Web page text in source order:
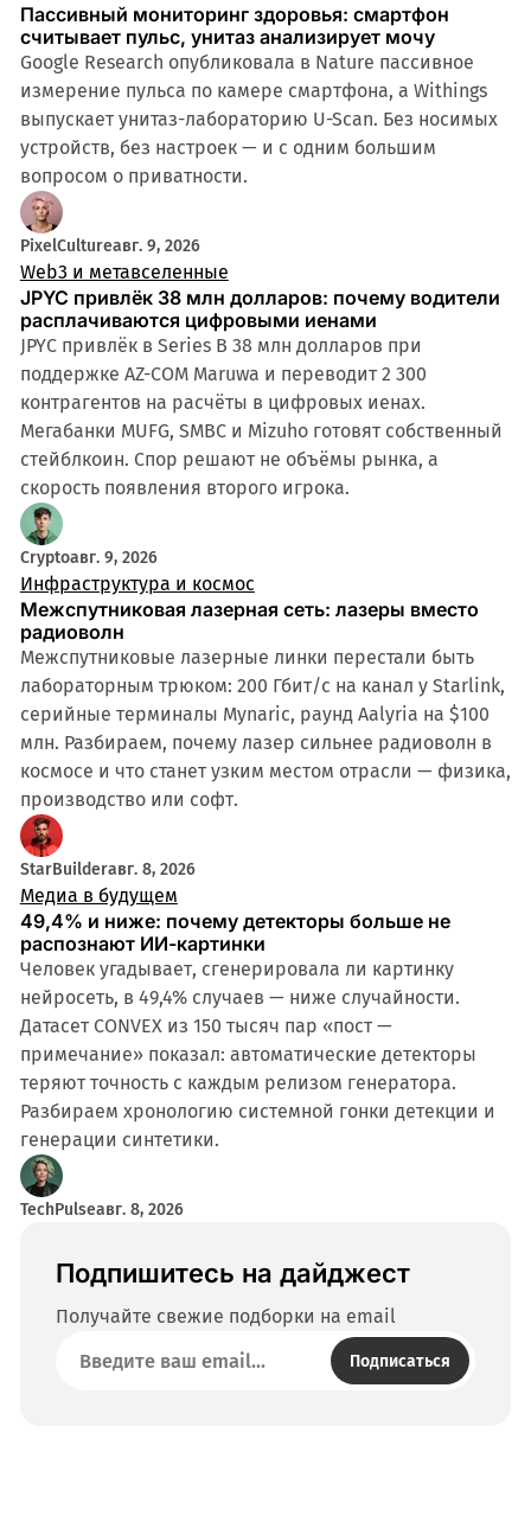
Пассивный мониторинг здоровья: смартфон
считывает пульс, унитаз анализирует мочу
Google Research опубликовала в Nature пассивное
измерение пульса по камере смартфона, а Withings
выпускает унитаз-лабораторию U-Scan. Без носимых
устройств, без настроек — и с одним большим
вопросом о приватности.
PixelCultureавг. 9, 2026
Web3 и метавселенные
JPYC привлёк 38 млн долларов: почему водители
расплачиваются цифровыми иенами
JPYC привлёк в Series B 38 млн долларов при
поддержке AZ-COM Maruwa и переводит 2 300
контрагентов на расчёты в цифровых иенах.
Мегабанки MUFG, SMBC и Mizuho готовят собственный
стейблкоин. Спор решают не объёмы рынка, а
скорость появления второго игрока.
Cryptoавг. 9, 2026
Инфраструктура и космос
Межспутниковая лазерная сеть: лазеры вместо
радиоволн
Межспутниковые лазерные линки перестали быть
лабораторным трюком: 200 Гбит/с на канал у Starlink,
серийные терминалы Mynaric, раунд Aalyria на $100
млн. Разбираем, почему лазер сильнее радиоволн в
космосе и что станет узким местом отрасли — физика,
производство или софт.
StarBuilderавг. 8, 2026
Медиа в будущем
49,4% и ниже: почему детекторы больше не
распознают ИИ-картинки
Человек угадывает, сгенерировала ли картинку
нейросеть, в 49,4% случаев — ниже случайности.
Датасет CONVEX из 150 тысяч пар «пост —
примечание» показал: автоматические детекторы
теряют точность с каждым релизом генератора.
Разбираем хронологию системной гонки детекции и
генерации синтетики.
TechPulseавг. 8, 2026
Подпишитесь на дайджест
Получайте свежие подборки на email
Подписаться